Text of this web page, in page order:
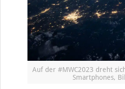
Auf der #MWC2023 dreht
Smartphones,